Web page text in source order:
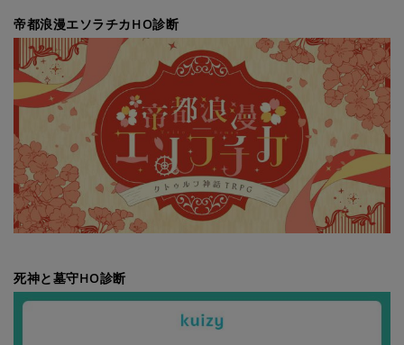
帝都浪漫エソラチカHO診断
死神と墓守HO診断